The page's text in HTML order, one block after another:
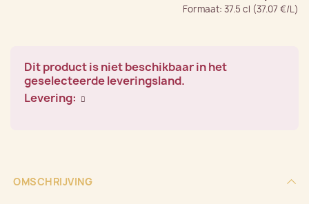
Formaat: 37.5 cl (37.07 €/L)
Dit product is niet beschikbaar in het
geselecteerde leveringsland.
Levering:
OMSCHRIJVING